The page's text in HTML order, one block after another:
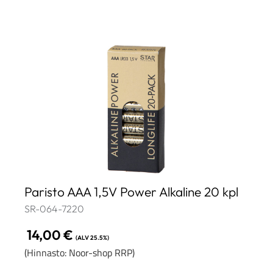
Paristo AAA 1,5V Power Alkaline 20 kpl
SR-064-7220
14,00€ (ALV 25.5%)
(Hinnasto: Noor-shop RRP)